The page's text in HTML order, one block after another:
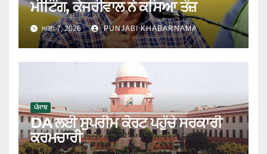
ਮੀਟਿੰਗ, ਕੇਜਰੀਵਾਲ ਨੇ ਕਸਿਆ ਤੰਜ਼
ਅਗਃ 7, 2026 PUNJABI KHABARNAMA
ਪੰਜਾਬ
DA ਲਈ ਸੁਪਰੀਮ ਕੋਰਟ ਪਹੁੰਚੇ ਸਰਕਾਰੀ
ਕਰਮਚਾਰੀ